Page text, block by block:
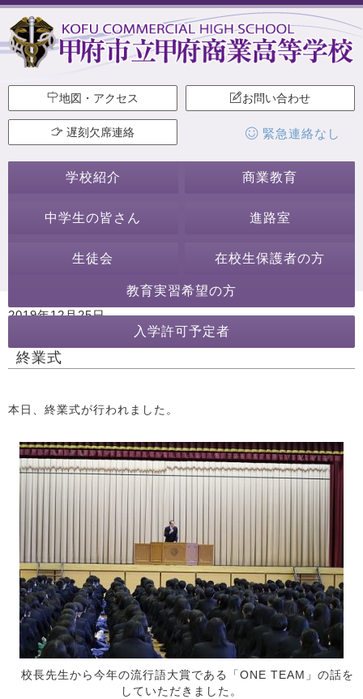
地図・アクセス お問い合わせ
遅刻欠席連絡 緊急連絡なし
学校紹介 商業教育
中学生の皆さん 進路室
生徒会 在校生保護者の方
教育実習希望の方
入学許可予定者
2019年12月25日
生徒会・部活動 ホームページ作成委員会
終業式
本日、終業式が行われました。
校長先生から今年の流行語大賞である「ONE TEAM」の話を
していただきました。